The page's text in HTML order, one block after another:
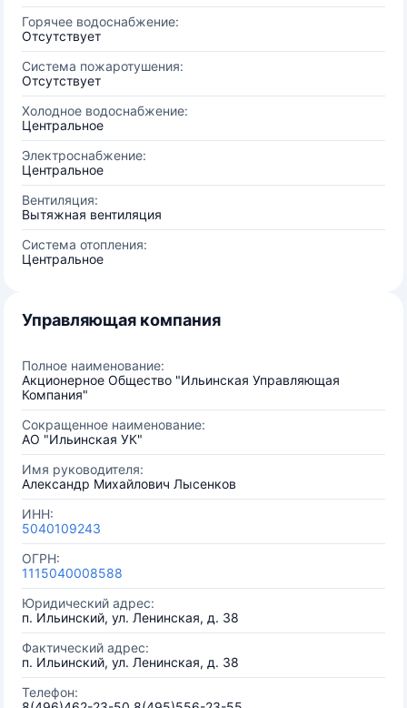
Горячее водоснабжение:
Отсутствует
Система пожаротушения:
Отсутствует
Холодное водоснабжение:
Центральное
Электроснабжение:
Центральное
Вентиляция:
Вытяжная вентиляция
Система отопления:
Центральное
Управляющая компания
Полное наименование:
Акционерное Общество "Ильинская Управляющая
Компания"
Сокращенное наименование:
АО "Ильинская УК"
Имя руководителя:
Александр Михайлович Лысенков
ИНН:
5040109243
ОГРН:
1115040008588
Юридический адрес:
п. Ильинский, ул. Ленинская, д. 38
Фактический адрес:
п. Ильинский, ул. Ленинская, д. 38
Телефон: